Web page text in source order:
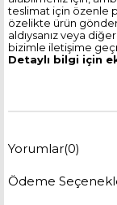
teslimat için özenle
özelikte ürün
aldıysanız veya
bizimle iletişime
Detaylı bilgi için
Yorumlar(0)
Ödeme